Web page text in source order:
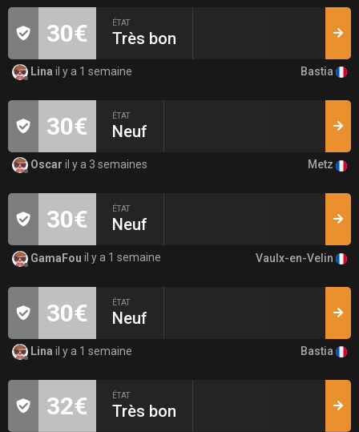
30€ ÉTAT
Très bon
Lina il y a 1 semaine Bastia
30€ ÉTAT
Neuf
Oscar il y a 3 semaines Metz
30€ ÉTAT
Neuf
GamaFou il y a 1 semaine Vaulx-en-Velin
30€ ÉTAT
Neuf
Lina il y a 1 semaine Bastia
32€ ÉTAT
Très bon